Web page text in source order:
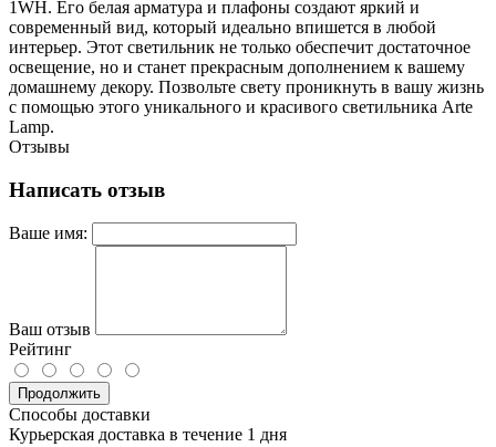
1WH. Его белая арматура и плафоны создают яркий и
современный вид, который идеально впишется в любой
интерьер. Этот светильник не только обеспечит достаточное
освещение, но и станет прекрасным дополнением к вашему
домашнему декору. Позвольте свету проникнуть в вашу жизнь
с помощью этого уникального и красивого светильника Arte
Lamp.
Отзывы
Написать отзыв
Ваше имя:
Ваш отзыв
Рейтинг
Продолжить
Способы доставки
Курьерская доставка в течение 1 дня